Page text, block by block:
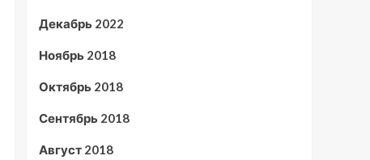
Декабрь 2022
Ноябрь 2018
Октябрь 2018
Сентябрь 2018
Август 2018